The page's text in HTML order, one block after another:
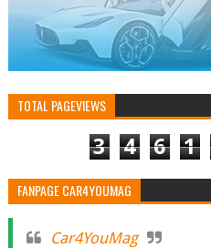
TOTAL PAGEVIEWS
3 4 6 1
FANPAGE CAR4YOUMAG
Car4YouMag